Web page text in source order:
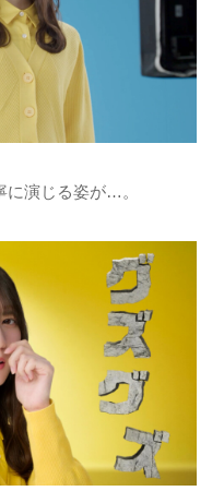
に演じる姿が…。